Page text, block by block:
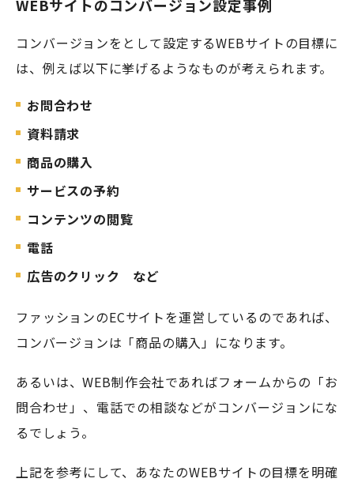
WEBサイトのコンバージョン設定事例
コンバージョンをとして設定するWEBサイトの目標に
は、例えば以下に挙げるようなものが考えられます。
お問合わせ
資料請求
商品の購入
サービスの予約
コンテンツの閲覧
電話
広告のクリック など
ファッションのECサイトを運営しているのであれば、
コンバージョンは「商品の購入」になります。
あるいは、WEB制作会社であればフォームからの「お
問合わせ」、電話での相談などがコンバージョンにな
るでしょう。
上記を参考にして、あなたのWEBサイトの目標を明確